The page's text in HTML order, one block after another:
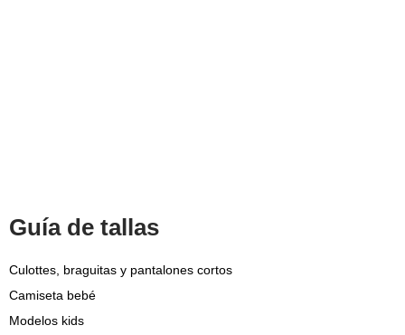
Guía de tallas
Culottes, braguitas y pantalones cortos
Camiseta bebé
Modelos kids